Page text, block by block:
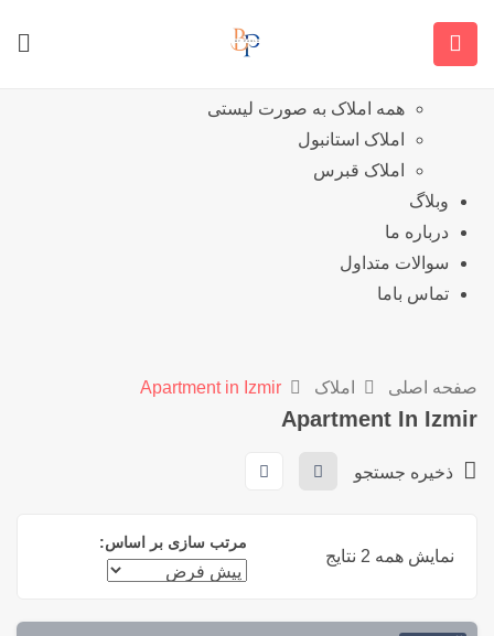
همه املاک به صورت لیستی
املاک استانبول
املاک قبرس
وبلاگ
درباره ما
سوالات متداول
تماس باما
صفحه اصلی املاک Apartment in Izmir
Apartment In Izmir
ذخیره جستجو
نمایش همه 2 نتایج
مرتب سازی بر اساس: